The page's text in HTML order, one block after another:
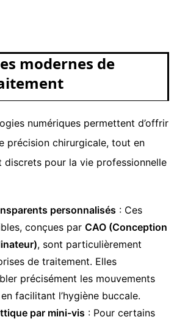
modernes de
numériques permettent d’offrir
précision chirurgicale, tout en
discrets pour la vie professionnelle
personnalisés : Ces
conçues par CAO (Conception
, sont particulièrement
de traitement. Elles
précisément les mouvements
facilitant l’hygiène buccale.
par mini-vis : Pour certains